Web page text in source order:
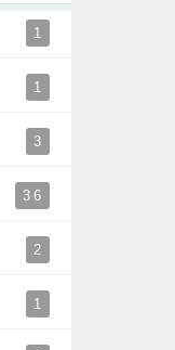
1
1
3
36
2
1